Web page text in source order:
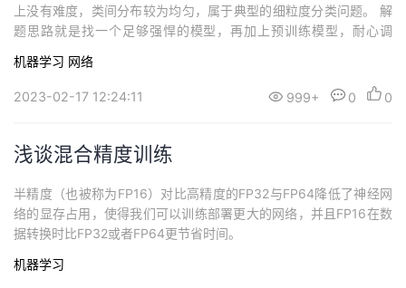
上没有难度，类间分布较为均匀，属于典型的细粒度分类问题。 解
题思路就是找一个足够强悍的模型，再加上预训练模型，耐心调
机器学习 网络
2023-02-17 12:24:11 999+ 0 0
浅谈混合精度训练
半精度（也被称为FP16）对比高精度的FP32与FP64降低了神经网
络的显存占用，使得我们可以训练部署更大的网络，并且FP16在数
据转换时比FP32或者FP64更节省时间。
机器学习